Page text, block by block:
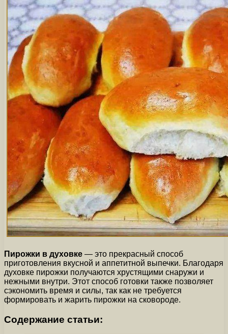
Пирожки в духовке — это прекрасный способ
приготовления вкусной и аппетитной выпечки. Благодаря
духовке пирожки получаются хрустящими снаружи и
нежными внутри. Этот способ готовки также позволяет
сэкономить время и силы, так как не требуется
формировать и жарить пирожки на сковороде.
Содержание статьи: